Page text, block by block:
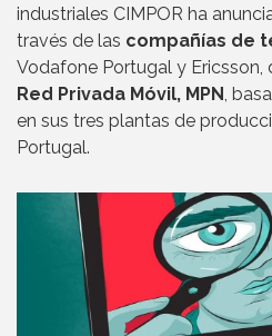
industriales CIMPOR ha
través de las compañías de
Vodafone Portugal y Ericsson,
Red Privada Móvil, MPN,
en sus tres plantas de
Portugal.